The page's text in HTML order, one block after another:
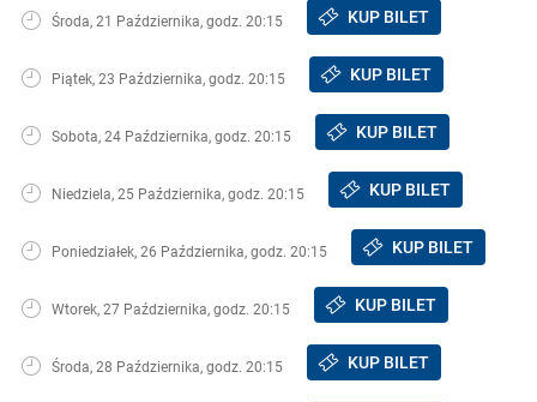
Środa, 21 Października, godz. 20:15 KUP BILET
Piątek, 23 Października, godz. 20:15 KUP BILET
Sobota, 24 Października, godz. 20:15 KUP BILET
Niedziela, 25 Października, godz. 20:15 KUP BILET
Poniedziałek, 26 Października, godz. 20:15 KUP BILET
Wtorek, 27 Października, godz. 20:15 KUP BILET
Środa, 28 Października, godz. 20:15 KUP BILET